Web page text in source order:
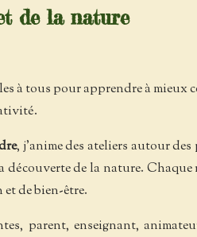
de la nature
à tous pour apprendre à mieux
, j'anime des ateliers autour
de la nature. Chaque
et de bien-être.
parent, enseignant,